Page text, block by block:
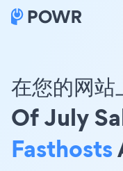
在您的网
Of July
Fasthosts